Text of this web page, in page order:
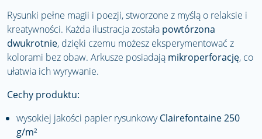
Rysunki pełne magii i poezji, stworzone z myślą o relaksie i
kreatywności. Każda ilustracja została powtórzona
dwukrotnie, dzięki czemu możesz eksperymentować z
kolorami bez obaw. Arkusze posiadają mikroperforację, co
ułatwia ich wyrywanie.
Cechy produktu:
wysokiej jakości papier rysunkowyClairefontaine 250
g/m²